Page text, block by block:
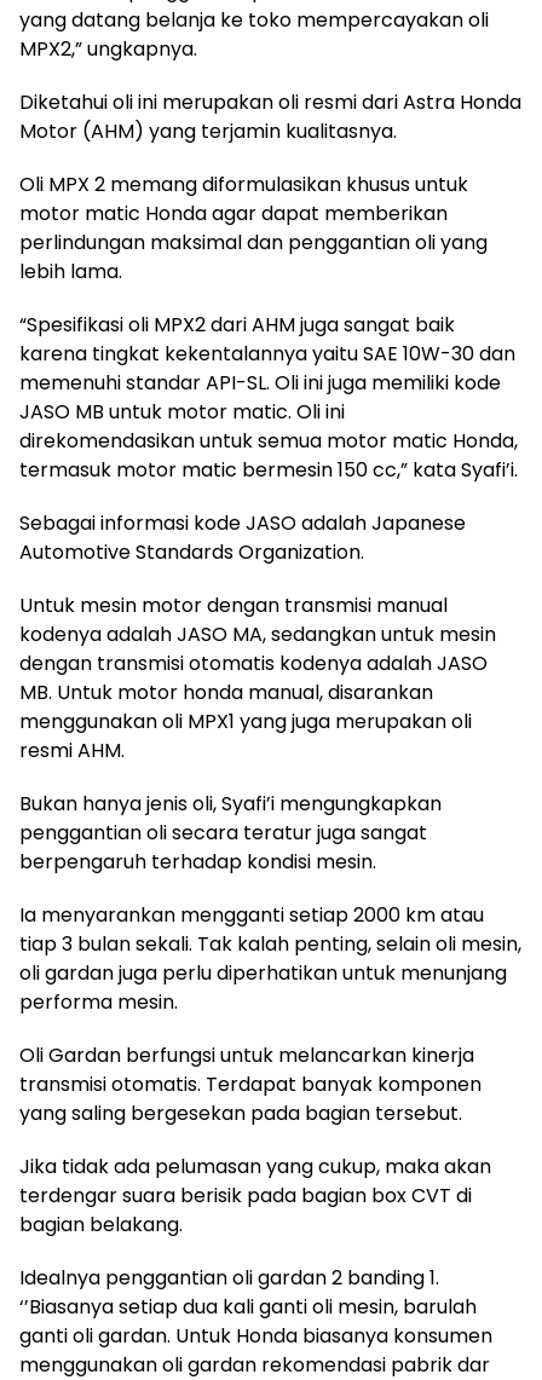
yang datang belanja ke toko mempercayakan oli
MPX2,” ungkapnya.
Diketahui oli ini merupakan oli resmi dari Astra Honda
Motor (AHM) yang terjamin kualitasnya.
Oli MPX 2 memang diformulasikan khusus untuk
motor matic Honda agar dapat memberikan
perlindungan maksimal dan penggantian oli yang
lebih lama.
“Spesifikasi oli MPX2 dari AHM juga sangat baik
karena tingkat kekentalannya yaitu SAE 10W-30 dan
memenuhi standar API-SL. Oli ini juga memiliki kode
JASO MB untuk motor matic. Oli ini
direkomendasikan untuk semua motor matic Honda,
termasuk motor matic bermesin 150 cc,” kata Syafi’i.
Sebagai informasi kode JASO adalah Japanese
Automotive Standards Organization.
Untuk mesin motor dengan transmisi manual
kodenya adalah JASO MA, sedangkan untuk mesin
dengan transmisi otomatis kodenya adalah JASO
MB. Untuk motor honda manual, disarankan
menggunakan oli MPX1 yang juga merupakan oli
resmi AHM.
Bukan hanya jenis oli, Syafi’i mengungkapkan
penggantian oli secara teratur juga sangat
berpengaruh terhadap kondisi mesin.
Ia menyarankan mengganti setiap 2000 km atau
tiap 3 bulan sekali. Tak kalah penting, selain oli mesin,
oli gardan juga perlu diperhatikan untuk menunjang
performa mesin.
Oli Gardan berfungsi untuk melancarkan kinerja
transmisi otomatis. Terdapat banyak komponen
yang saling bergesekan pada bagian tersebut.
Jika tidak ada pelumasan yang cukup, maka akan
terdengar suara berisik pada bagian box CVT di
bagian belakang.
Idealnya penggantian oli gardan 2 banding 1.
‘’Biasanya setiap dua kali ganti oli mesin, barulah
ganti oli gardan. Untuk Honda biasanya konsumen
menggunakan oli gardan rekomendasi pabrik dar